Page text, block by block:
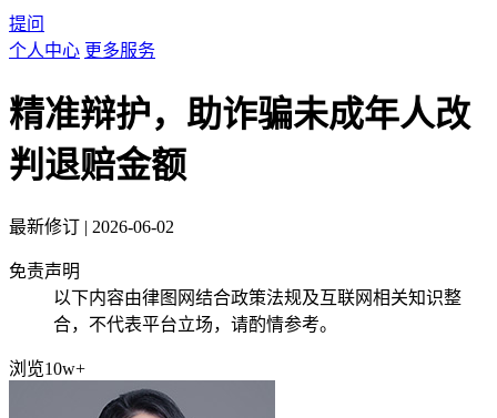
提问
个人中心 更多服务
精准辩护，助诈骗未成年人改
判退赔金额
最新修订 | 2026-06-02
免责声明
以下内容由律图网结合政策法规及互联网相关知识整
合，不代表平台立场，请酌情参考。
浏览10w+